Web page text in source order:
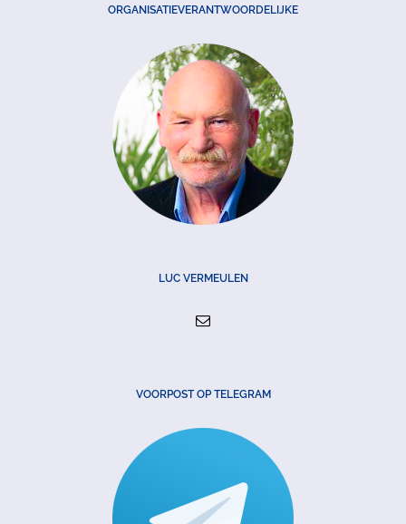
ORGANISATIEVERANTWOORDELIJKE
LUC VERMEULEN
VOORPOST OP TELEGRAM